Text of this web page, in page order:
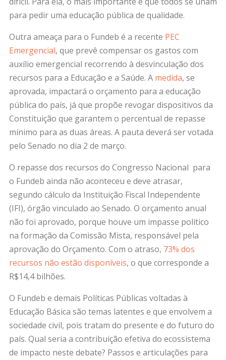
para pedir uma educação pública de qualidade.
Outra ameaça para o Fundeb é a recente PEC
Emergencial, que prevê compensar os gastos com
auxílio emergencial recorrendo à desvinculação dos
recursos para a Educação e a Saúde. A medida, se
aprovada, impactará o orçamento para a educação
pública do país, já que propõe revogar dispositivos da
Constituição que garantem o percentual de repasse
mínimo para as duas áreas. A pauta deverá ser votada
pelo Senado no dia 2 de março.
O repasse dos recursos do Congresso Nacional para
o Fundeb ainda não aconteceu e deve atrasar,
segundo cálculo da Instituição Fiscal Independente
(IFI), órgão vinculado ao Senado. O orçamento anual
não foi aprovado, porque houve um impasse político
na formação da Comissão Mista, responsável pela
aprovação do Orçamento. Com o atraso, 73% dos
recursos não estão disponíveis, o que corresponde a
R$14,4 bilhões.
O Fundeb e demais Políticas Públicas voltadas à
Educação Básica são temas latentes e que envolvem a
sociedade civil, pois tratam do presente e do futuro do
país. Qual seria a contribuição efetiva do ecossistema
de impacto neste debate? Passos e articulações para